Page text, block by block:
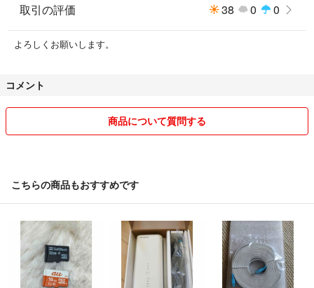
取引の評価 38 0 0
よろしくお願いします。
コメント
商品について質問する
こちらの商品もおすすめです